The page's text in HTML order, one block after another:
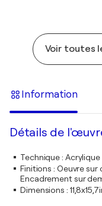
Voir toutes
Information
Détails de
Technique: Acrylique
Finitions : Oeuvre sur
Encadrement sur
Dimensions :